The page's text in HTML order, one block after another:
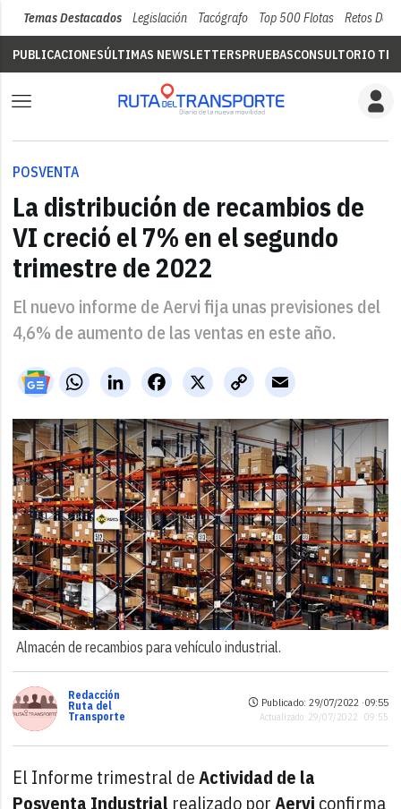
Temas Destacados Legislación Tacógrafo Top 500 Flotas Retos Del
PUBLICACIONESÚLTIMAS NEWSLETTERSPRUEBASCONSULTORIO
POSVENTA
La distribución de recambios de
VI creció el 7% en el segundo
trimestre de 2022
El nuevo informe de Aervi fija unas previsiones del
4,6% de aumento de las ventas en este año.
WhatsAppLinkedIn X
Facebook
Copy
Link
Email
Almacén de recambios para vehículo industrial.
Redacción
Ruta del
Transporte
Publicado: 29/07/2022 ·09:55
Actualizado: 29/07/2022 · 09:55
El Informe trimestral deActividad de la
Posventa Industrial realizado porAervi confirma